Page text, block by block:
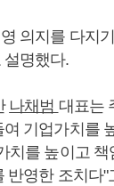
의지를 다지
설명했다.
나채범 대표는
기업가치를
치를 높이고
반영한 조치다"